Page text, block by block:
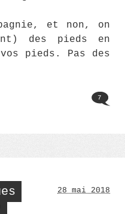
et non, on
des pieds en
pieds. Pas des
7
28 mai 2018